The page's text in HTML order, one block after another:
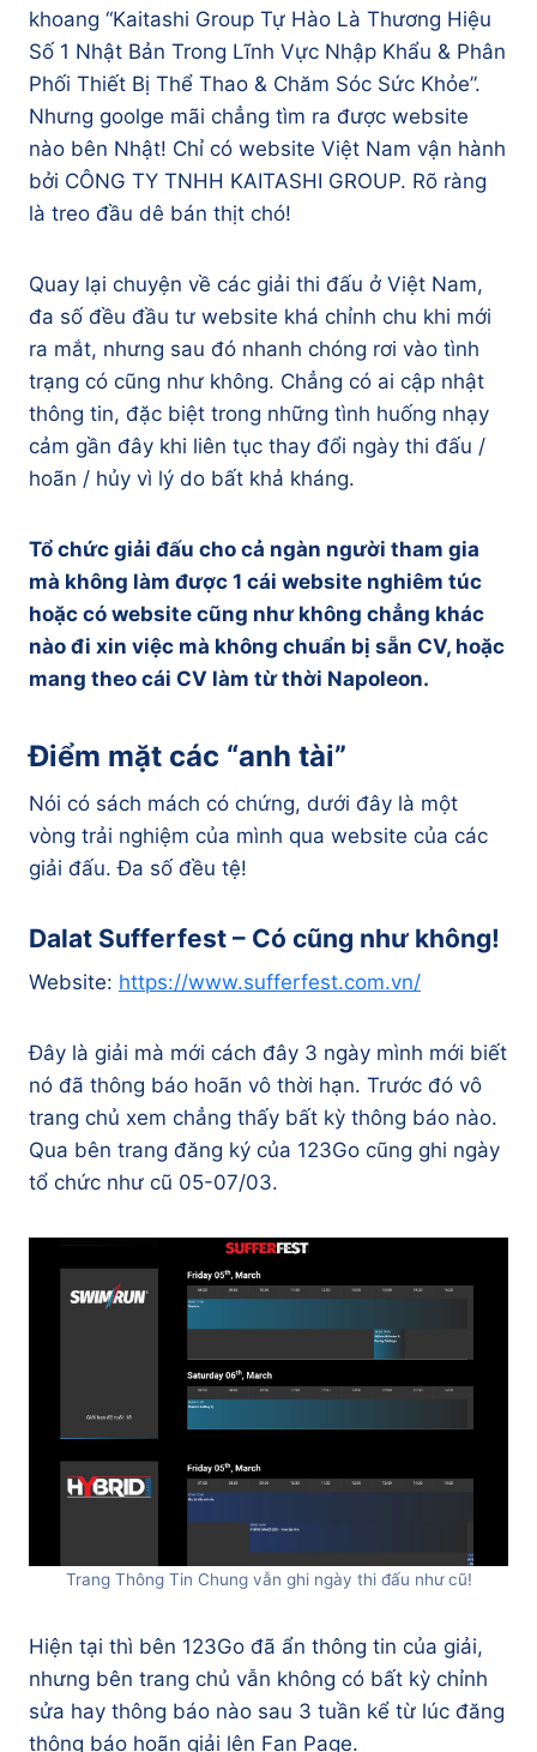
khoang “Kaitashi Group Tự Hào Là Thương Hiệu
Số 1 Nhật Bản Trong Lĩnh Vực Nhập Khẩu & Phân
Phối Thiết Bị Thể Thao & Chăm Sóc Sức Khỏe”.
Nhưng goolge mãi chẳng tìm ra được website
nào bên Nhật! Chỉ có website Việt Nam vận hành
bởi CÔNG TY TNHH KAITASHI GROUP. Rõ ràng
là treo đầu dê bán thịt chó!
Quay lại chuyện về các giải thi đấu ở Việt Nam,
đa số đều đầu tư website khá chỉnh chu khi mới
ra mắt, nhưng sau đó nhanh chóng rơi vào tình
trạng có cũng như không. Chẳng có ai cập nhật
thông tin, đặc biệt trong những tình huống nhạy
cảm gần đây khi liên tục thay đổi ngày thi đấu /
hoãn / hủy vì lý do bất khả kháng.
Tổ chức giải đấu cho cả ngàn người tham gia
mà không làm được 1 cái website nghiêm túc
hoặc có website cũng như không chẳng khác
nào đi xin việc mà không chuẩn bị sẵn CV, hoặc
mang theo cái CV làm từ thời Napoleon.
Điểm mặt các “anh tài”
Nói có sách mách có chứng, dưới đây là một
vòng trải nghiệm của mình qua website của các
giải đấu. Đa số đều tệ!
Dalat Sufferfest – Có cũng như không!
Website: https://www.sufferfest.com.vn/
Đây là giải mà mới cách đây 3 ngày mình mới biết
nó đã thông báo hoãn vô thời hạn. Trước đó vô
trang chủ xem chẳng thấy bất kỳ thông báo nào.
Qua bên trang đăng ký của 123Go cũng ghi ngày
tổ chức như cũ 05-07/03.
Trang Thông Tin Chung vẫn ghi ngày thi đấu như cũ!
Hiện tại thì bên 123Go đã ẩn thông tin của giải,
nhưng bên trang chủ vẫn không có bất kỳ chỉnh
sửa hay thông báo nào sau 3 tuần kể từ lúc đăng
thông báo hoãn giải lên Fan Page.